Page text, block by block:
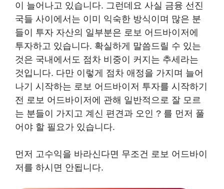
이 늘어나고 있습니다. 그런데요 사실 금융 선진
국들 사이에서는 이미 익숙한 방식이며 많은 분
들이 투자 자산의 일부분은 로보 어드바이저에
투자하고 있습니다. 확실하게 말씀드릴 수 있는
것은 국내에서도 점차 비중이 커지는 추세라는
것입니다. 다만 이렇게 점차 애정을 가지며 늘어
나기 시작하는 로보 어드바이저 투자를 시작하기
전 로보 어드바이저에 관해 일반적으로 잘 모르
는 분들이 가지고 계신 편견과 오인 ? 를 먼저 풀
어야 할 필요가 있습니다.
먼저 고수익을 바라신다면 무조건 로보 어드바이
저를 하시면 안됩니다.